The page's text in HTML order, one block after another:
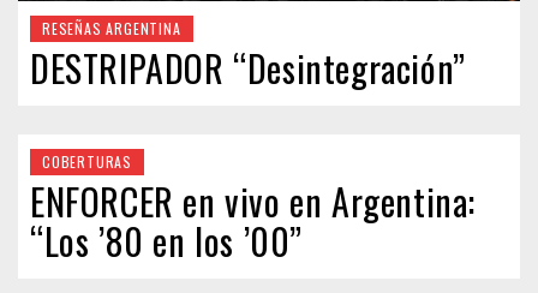
RESEÑAS ARGENTINA
DESTRIPADOR “Desintegración”
COBERTURAS
ENFORCER en vivo en Argentina:
“Los ’80 en los ’00”